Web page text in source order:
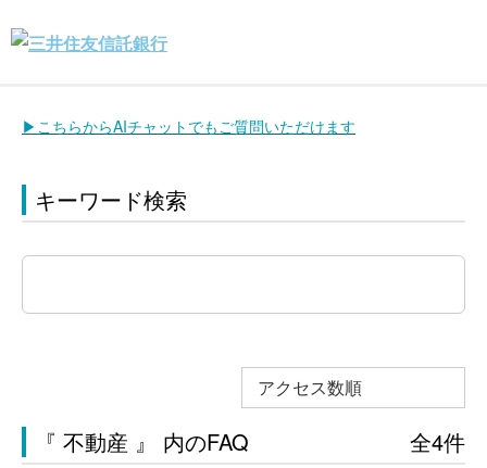
▶こちらからAIチャットでもご質問いただけます
キーワード検索
アクセス数順
『 不動産 』 内のFAQ 全4件